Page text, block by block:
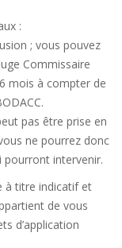
:
; vous pouvez
Commissaire
mois à compter de
pas être prise en
ne pourrez donc
pourront intervenir.
à titre indicatif et
de vous
d’application